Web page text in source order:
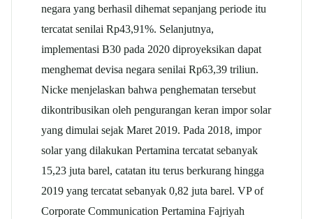
negara yang berhasil dihemat sepanjang periode itu
tercatat senilai Rp43,91%. Selanjutnya,
implementasi B30 pada 2020 diproyeksikan dapat
menghemat devisa negara senilai Rp63,39 triliun.
Nicke menjelaskan bahwa penghematan tersebut
dikontribusikan oleh pengurangan keran impor solar
yang dimulai sejak Maret 2019. Pada 2018, impor
solar yang dilakukan Pertamina tercatat sebanyak
15,23 juta barel, catatan itu terus berkurang hingga
2019 yang tercatat sebanyak 0,82 juta barel. VP of
Corporate Communication Pertamina Fajriyah